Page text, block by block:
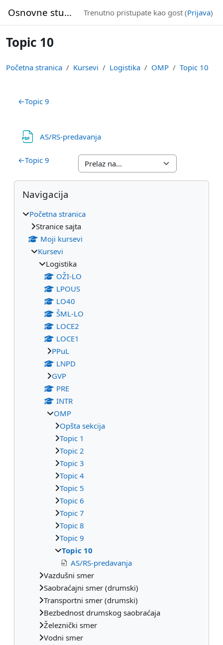
Osnovne studije Trenutno pristupate kao gost (Prijava)
Topic 10
Početna stranica Kursevi Logistika OMP Topic 10
Pregled sekcija
←Topic 9
AS/RS-predavanja
←Topic 9
Blokovi
Preskoči Navigacija
Navigacija
Početna stranica
Stranice sajta
Moji kursevi
Kursevi
Logistika
OŽI-LO
LPOUS
LO40
ŠML-LO
LOCE2
LOCE1
PPuL
LNPD
GVP
PRE
INTR
OMP
Opšta sekcija
Topic 1
Topic 2
Topic 3
Topic 4
Topic 5
Topic 6
Topic 7
Topic 8
Topic 9
Topic 10
AS/RS-predavanja
Vazdušni smer
Saobraćajni smer (drumski)
Transportni smer (drumski)
Bezbednost drumskog saobraćaja
Železnički smer
Vodni smer